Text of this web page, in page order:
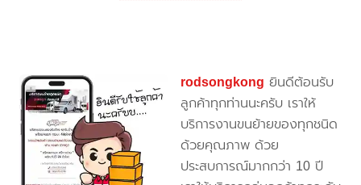
rodsongkong ยินดีต้อนรับ
ลูกค้าทุกท่านนะครับ เราให้
บริการงานขนย้ายของทุกชนิด
ด้วยคุณภาพ ด้วย
ประสบการณ์มากกว่า 10 ปี